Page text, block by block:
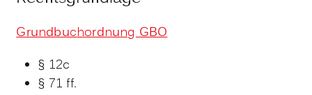
Grundbuchordnung GBO
§ 12c
§ 71 ff.